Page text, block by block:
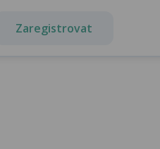
Zaregistrovat